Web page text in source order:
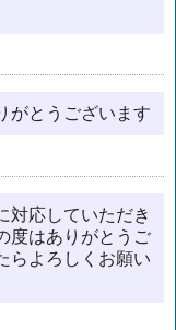
がとうございます
対応していただき
度はありがとうご
らよろしくお願い